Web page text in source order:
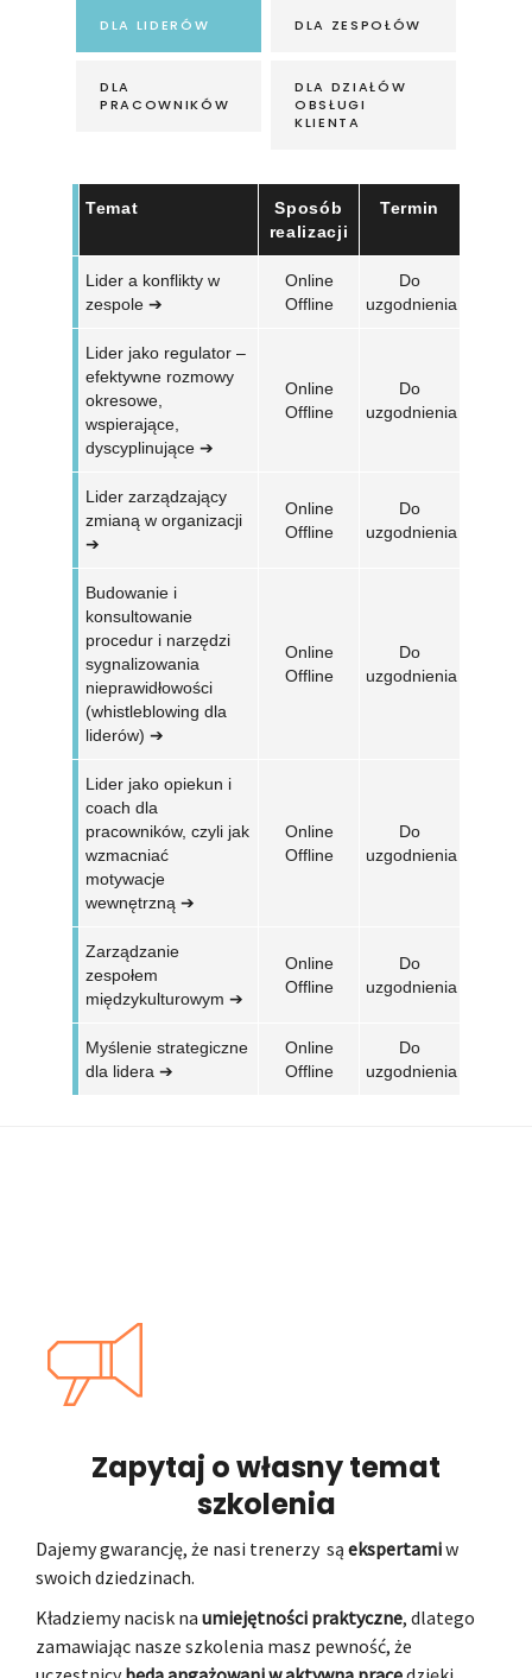
DLA LIDERÓW DLA ZESPOŁÓW
DLA
PRACOWNIKÓW
DLA DZIAŁÓW
OBSŁUGI
KLIENTA
Temat
Sposób
realizacji
Termin
Lider a konflikty w
zespole ➔
Online
Offline
Do
uzgodnienia
Lider jako regulator –
efektywne rozmowy
okresowe,
wspierające,
dyscyplinujące ➔
Online
Offline
Do
uzgodnienia
Lider zarządzający
zmianą w organizacji
➔
Online
Offline
Do
uzgodnienia
Budowanie i
konsultowanie
procedur i narzędzi
sygnalizowania
nieprawidłowości
(whistleblowing dla
liderów) ➔
Online
Offline
Do
uzgodnienia
Lider jako opiekun i
coach dla
pracowników, czyli jak
wzmacniać
motywacje
wewnętrzną ➔
Online
Offline
Do
uzgodnienia
Zarządzanie
zespołem
międzykulturowym ➔
Online
Offline
Do
uzgodnienia
Myślenie strategiczne
dla lidera ➔
Online
Offline
Do
uzgodnienia
Zapytaj o własny temat
szkolenia
Dajemy gwarancję, że nasi trenerzy są ekspertamiw
swoich dziedzinach.
Kładziemy nacisk na umiejętności praktyczne, dlatego
zamawiając nasze szkolenia masz pewność, że